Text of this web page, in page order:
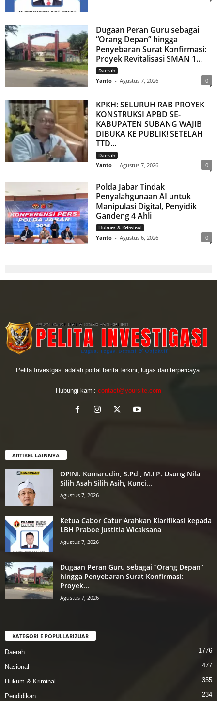
Dugaan Peran Guru sebagai
“Orang Depan” hingga
Penyebaran Surat Konfirmasi:
Proyek Revitalisasi SMAN 1...
Daerah
Yanto - Agustus 7, 2026 0
KPKH: SELURUH RAB PROYEK
KONSTRUKSI APBD SE-
KABUPATEN SUBANG WAJIB
DIBUKA KE PUBLIK! SETELAH
TTD...
Daerah
Yanto - Agustus 7, 2026 0
Polda Jabar Tindak
Penyalahgunaan AI untuk
Manipulasi Digital, Penyidik
Gandeng 4 Ahli
Hukum & Kriminal
Yanto - Agustus 6, 2026 0
Pelita Investgasi adalah portal berita terkini, lugas dan terpercaya.
Hubungi kami: contact@yoursite.com
ARTIKEL LAINNYA
OPINI: Komarudin, S.Pd., M.I.P: Usung Nilai
Silih Asah Silih Asih, Kunci...
Agustus 7, 2026
Ketua Cabor Catur Arahkan Klarifikasi kepada
LBH Praboe Justitia Wicaksana
Agustus 7, 2026
Dugaan Peran Guru sebagai “Orang Depan”
hingga Penyebaran Surat Konfirmasi:
Proyek...
Agustus 7, 2026
KATEGORI E POPULLARIZUAR
Daerah 1776
Nasional 477
Hukum & Kriminal 355
Pendidikan 234